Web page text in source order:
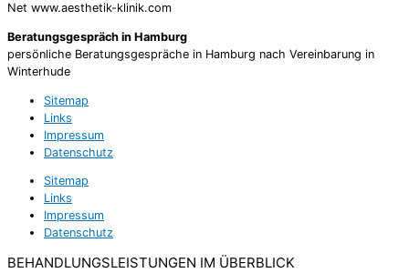
Net www.aesthetik-klinik.com
Beratungsgespräch in Hamburg
persönliche Beratungsgespräche in Hamburg nach Vereinbarung in
Winterhude
Sitemap
Links
Impressum
Datenschutz
Sitemap
Links
Impressum
Datenschutz
BEHANDLUNGSLEISTUNGEN IM ÜBERBLICK